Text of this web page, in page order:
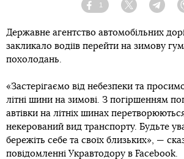
Facebook
1
Twitter
Державне агентство автомобільних
закликало водіїв перейти на зимову
похолодань.
«Застерігаємо від небезпеки та
літні шини на зимові. З погіршенням
автівки на літніх шинах
некерований вид транспорту. Будьте
бережіть себе та своїх близьких», —
повідомленні Укравтодору в Facebook.